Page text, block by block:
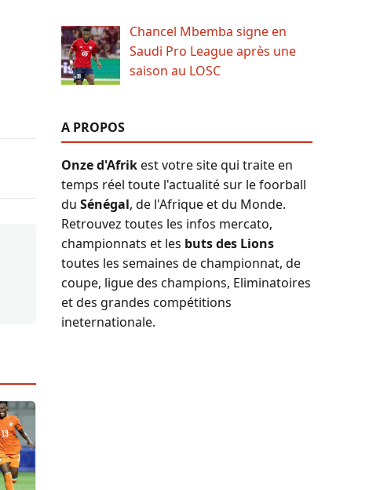
Chancel Mbemba signe en
Saudi Pro League après une
saison au LOSC
A PROPOS
Onze d'Afrikest votre site qui traite en
temps réel toute l'actualité sur le foorball
du Sénégal, de l'Afrique et du Monde.
Retrouvez toutes les infos mercato,
championnats et les buts des Lions
toutes les semaines de championnat, de
coupe, ligue des champions, Eliminatoires
et des grandes compétitions
ineternationale.